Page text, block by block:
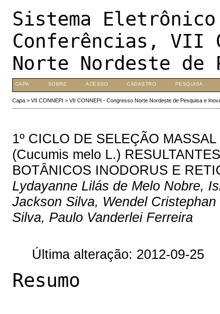
Sistema
Conferências, VII
Norte Nordeste de
CAPA SOBRE ACESSO CADASTRO PESQUISA
Capa> VII CONNEPI > VII CONNEPI - Congresso Norte Nordeste de Pesquisa e
1º CICLO DE SELEÇÃO
(Cucumis melo L.)
BOTÂNICOS INODORUS E
Lydayanne Lilás de Melo Nobre,
Jackson Silva, Wendel
Silva, Paulo Vanderlei Ferreira
Última alteração: 2012-09-25
Resumo